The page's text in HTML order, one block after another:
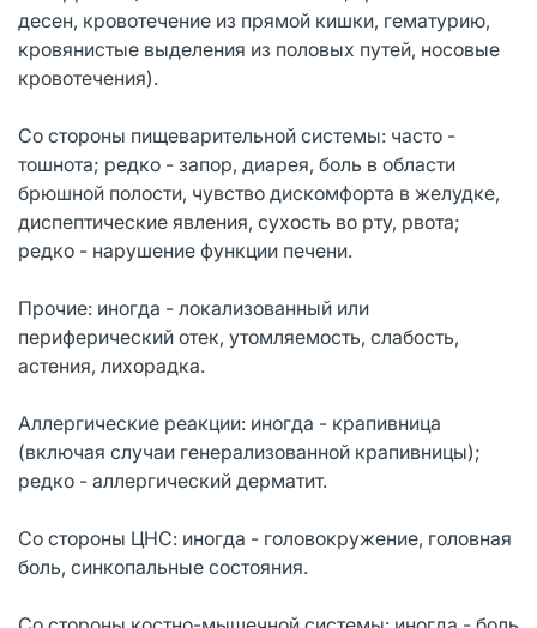
десен, кровотечение из прямой кишки, гематурию,
кровянистые выделения из половых путей, носовые
кровотечения).
Со стороны пищеварительной системы: часто -
тошнота; редко - запор, диарея, боль в области
брюшной полости, чувство дискомфорта в желудке,
диспептические явления, сухость во рту, рвота;
редко - нарушение функции печени.
Прочие: иногда - локализованный или
периферический отек, утомляемость, слабость,
астения, лихорадка.
Аллергические реакции: иногда - крапивница
(включая случаи генерализованной крапивницы);
редко - аллергический дерматит.
Со стороны ЦНС: иногда - головокружение, головная
боль, синкопальные состояния.